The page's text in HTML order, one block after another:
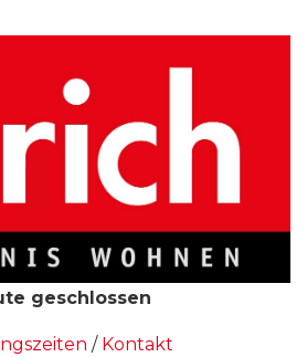
geschlossen
/ Kontakt